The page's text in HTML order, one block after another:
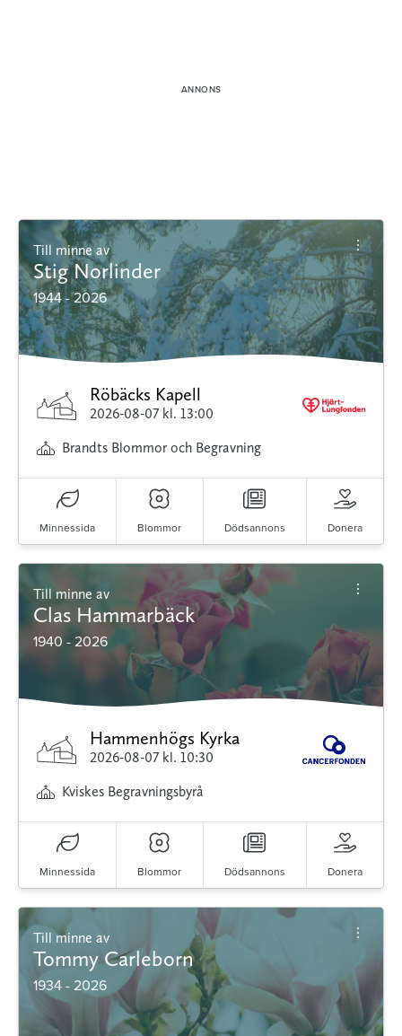
Till minne av
Stig Norlinder
1944 - 2026
Röbäcks Kapell
2026-08-07 kl. 13:00
Brandts Blommor och Begravning
Minnessida Blommor Dödsannons Donera
Till minne av
Clas Hammarbäck
1940 - 2026
Hammenhögs Kyrka
2026-08-07 kl. 10:30
Kviskes Begravningsbyrå
Minnessida Blommor Dödsannons Donera
Till minne av
Tommy Carleborn
1934 - 2026